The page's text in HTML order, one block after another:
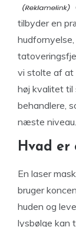
tilbyder en
vi stolte af at
høj kvalitet til
behandlere,
næste niveau.
Hvad er
En laser
bruger
huden og
lysbølge kan